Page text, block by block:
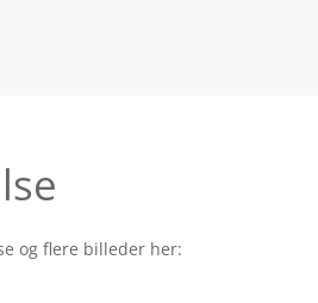
og flere billeder her: